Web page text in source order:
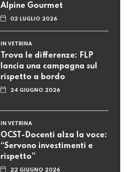
Alpine Gourmet
02 LUGLIO 2026
IN VETRINA
Trova le differenze: FLP
lancia una campagna sul
rispetto a bordo
24 GIUGNO 2026
IN VETRINA
OCST-Docenti alza la voce:
“Servono investimenti e
rispetto”
22 GIUGNO 2026